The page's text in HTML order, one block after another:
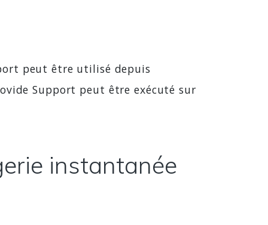
peut être utilisé depuis
Support peut être exécuté sur
instantanée